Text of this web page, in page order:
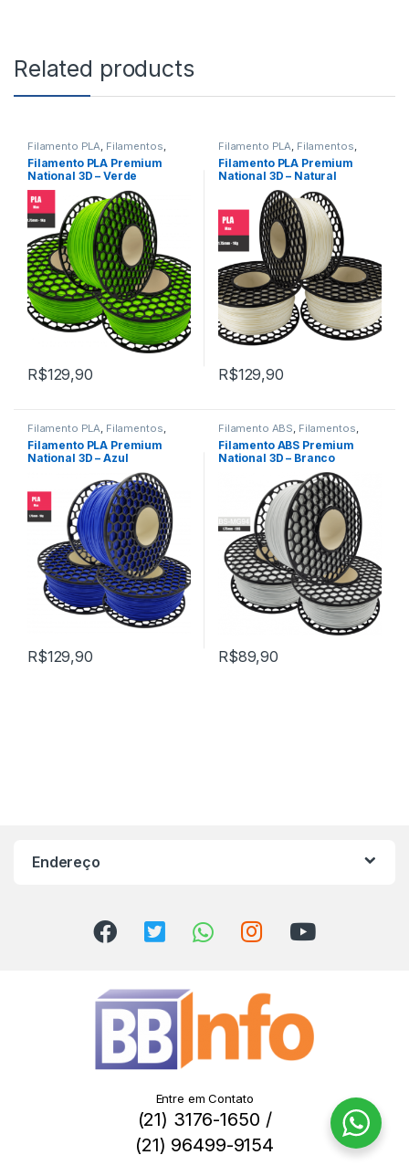
Related products
Filamento PLA, Filamentos,
Impressão 3D
Filamento PLA Premium
National 3D – Verde
R$129,90
Filamento PLA, Filamentos,
Impressão 3D
Filamento PLA Premium
National 3D – Natural
R$129,90
Filamento PLA Filamentos
Impressão 3D
Filamento PLA Premium
National 3D – Azul
R$129,90
Filamento ABS Filamentos
Impressão 3D
Filamento ABS Premium
National 3D – Branco
R$89,90
Endereço
Entre em Contato
(21) 3176-1650 /
(21) 96499-9154